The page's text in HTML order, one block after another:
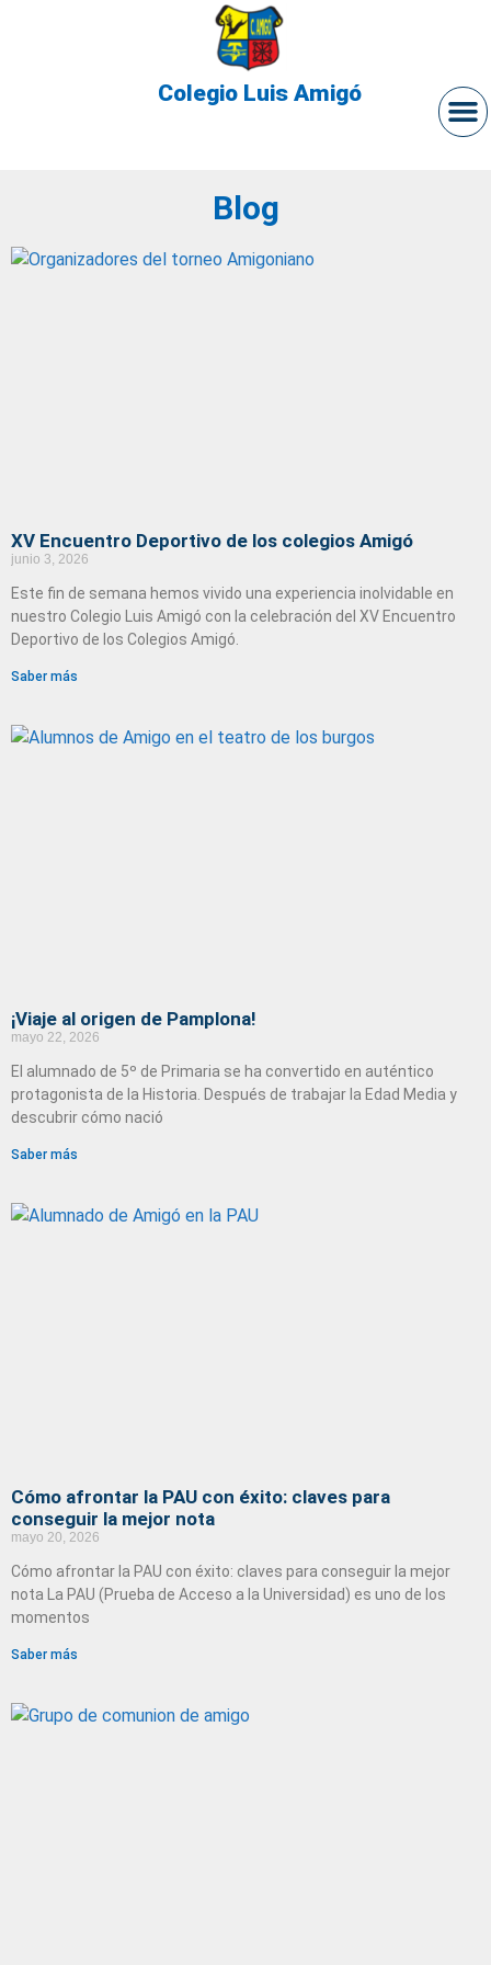
Colegio Luis Amigó
Blog
XV Encuentro Deportivo de los colegios Amigó
junio 3, 2026
Este fin de semana hemos vivido una experiencia inolvidable en
nuestro Colegio Luis Amigó con la celebración del XV Encuentro
Deportivo de los Colegios Amigó.
Saber más
¡Viaje al origen de Pamplona!
mayo 22, 2026
El alumnado de 5º de Primaria se ha convertido en auténtico
protagonista de la Historia. Después de trabajar la Edad Media y
descubrir cómo nació
Saber más
Cómo afrontar la PAU con éxito: claves para
conseguir la mejor nota
mayo 20, 2026
Cómo afrontar la PAU con éxito: claves para conseguir la mejor
nota La PAU (Prueba de Acceso a la Universidad) es uno de los
momentos
Saber más